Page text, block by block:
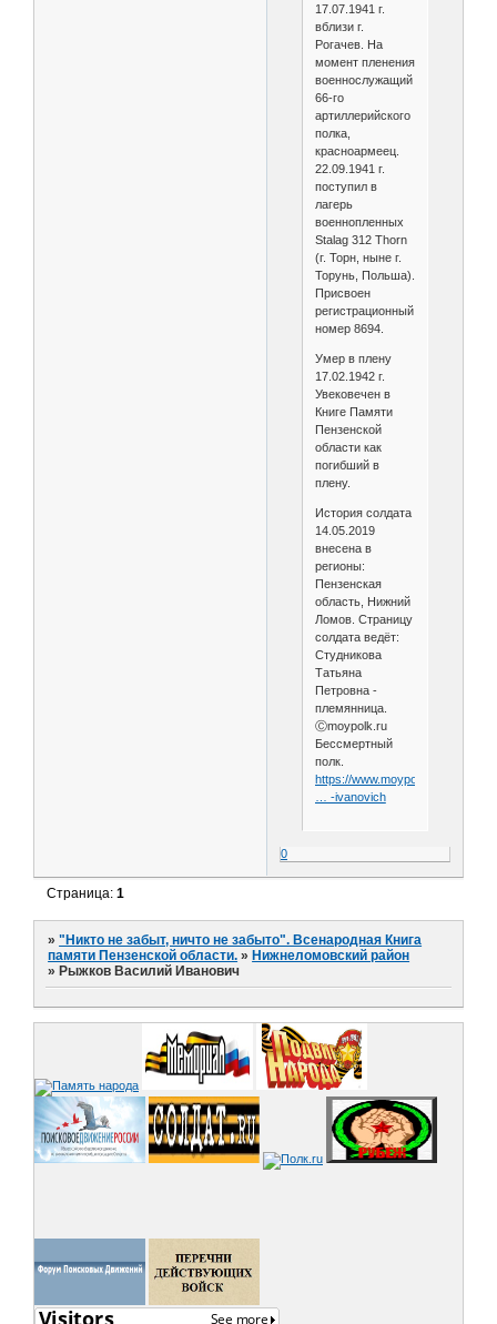
17.07.1941 г.
вблизи г.
Рогачев. На
момент пленения
военнослужащий
66-го
артиллерийского
полка,
красноармеец.
22.09.1941 г.
поступил в
лагерь
военнопленных
Stalag 312 Thorn
(г. Торн, ныне г.
Торунь, Польша).
Присвоен
регистрационный
номер 8694.
Умер в плену
17.02.1942 г.
Увековечен в
Книге Памяти
Пензенской
области как
погибший в
плену.
История солдата
14.05.2019
внесена в
регионы:
Пензенская
область, Нижний
Ломов. Страницу
солдата ведёт:
Студникова
Татьяна
Петровна -
племянница.
Ⓒmoypolk.ru
Бессмертный
полк.
https://www.moypolk.ru/soldier/
… -ivanovich
0
Страница:1
»"Никто не забыт, ничто не забыто". Всенародная Книга
памяти Пензенской области. »Нижнеломовский район
»Рыжков Василий Иванович